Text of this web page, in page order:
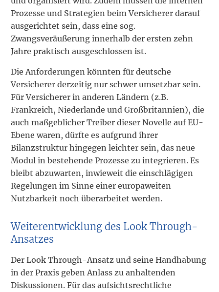
Prozesse und Strategien beim Versicherer darauf
ausgerichtet sein, dass eine sog.
Zwangsveräußerung innerhalb der ersten zehn
Jahre praktisch ausgeschlossen ist.
Die Anforderungen könnten für deutsche
Versicherer derzeitig nur schwer umsetzbar sein.
Für Versicherer in anderen Ländern (z.B.
Frankreich, Niederlande und Großbritannien), die
auch maßgeblicher Treiber dieser Novelle auf EU-
Ebene waren, dürfte es aufgrund ihrer
Bilanzstruktur hingegen leichter sein, das neue
Modul in bestehende Prozesse zu integrieren. Es
bleibt abzuwarten, inwieweit die einschlägigen
Regelungen im Sinne einer europaweiten
Nutzbarkeit noch überarbeitet werden.
Weiterentwicklung des Look Through-
Ansatzes
Der Look Through-Ansatz und seine Handhabung
in der Praxis geben Anlass zu anhaltenden
Diskussionen. Für das aufsichtsrechtliche